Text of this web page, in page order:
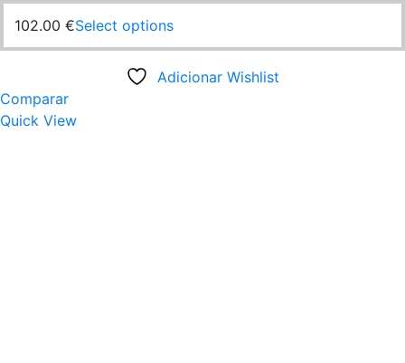
102.00 €Select optionsThis
product
has
multiple
Adicionar Wishlist
Comparar
Quick View